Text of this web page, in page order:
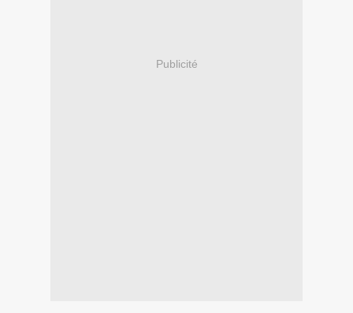
Publicité